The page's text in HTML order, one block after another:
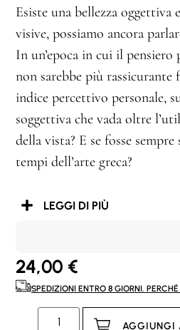
Esiste una bellezza oggettiva
visive, possiamo ancora
In un’epoca in cui il pensiero
non sarebbe più rassicurante
indice percettivo personale,
soggettiva che vada oltre
della vista? E se fosse
tempi dell’arte greca?
LEGGI DI PIÙ
24,00 €
SPEDIZIONI ENTRO 8 GIORNI.
AGGIUNGI